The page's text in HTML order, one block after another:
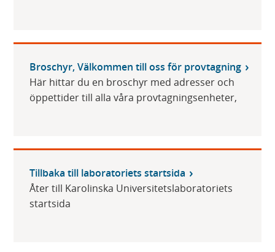
Broschyr, Välkommen till oss för provtagning
Här hittar du en broschyr med adresser och
öppettider till alla våra provtagningsenheter,
Tillbaka till laboratoriets startsida
Åter till Karolinska Universitetslaboratoriets
startsida